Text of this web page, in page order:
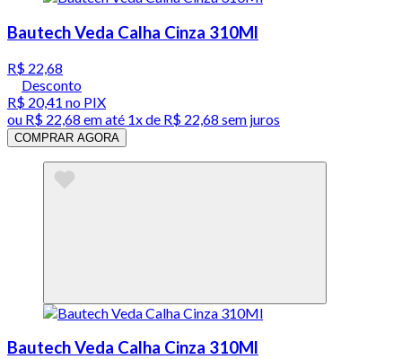
Bautech Veda Calha Cinza 310Ml
R$ 22,68
Desconto
R$ 20,41 no PIX
ou R$ 22,68 em até 1x de R$ 22,68 sem juros
COMPRAR AGORA
Bautech Veda Calha Cinza 310Ml